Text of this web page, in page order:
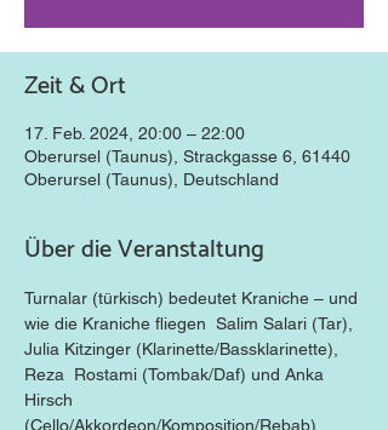
Zeit & Ort
17. Feb. 2024, 20:00 – 22:00
Oberursel (Taunus), Strackgasse 6, 61440
Oberursel (Taunus), Deutschland
Über die Veranstaltung
Turnalar (türkisch) bedeutet Kraniche – und
wie die Kraniche fliegen  Salim Salari (Tar),
Julia Kitzinger (Klarinette/Bassklarinette),
Reza  Rostami (Tombak/Daf) und Anka
Hirsch
(Cello/Akkordeon/Komposition/Rebab)